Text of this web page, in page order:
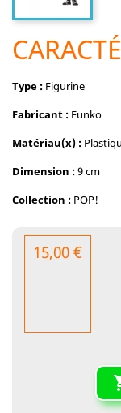
Type : Figurine
Fabricant : Funko
Matériau(x) :
Dimension :9 cm
Collection : POP!
15,00 €